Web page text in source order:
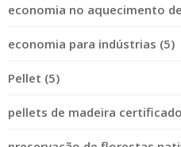
economia no aquecimento
economia para indústrias (5)
Pellet (5)
pellets de madeira